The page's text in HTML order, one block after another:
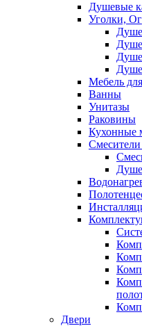
Душевые
Уголки,
Мебель
Ванны
Унитазы
Раковины
Кухонные
Двери